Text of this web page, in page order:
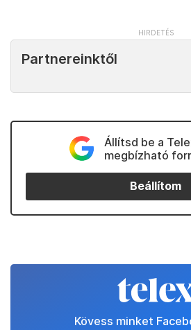
Partnereinktől
Állítsd be a
megbízható
Beállítom
Kövess minket